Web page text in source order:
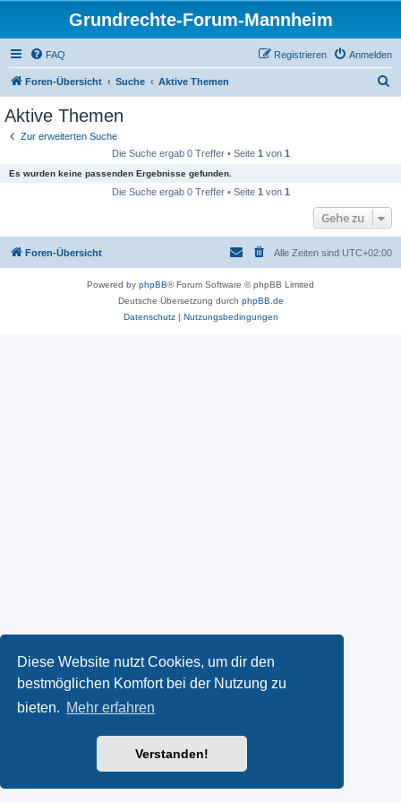
Diese Website nutzt Cookies, um dir den
bestmöglichen Komfort bei der Nutzung zu
bieten. Mehr erfahren
Verstanden!
Grundrechte-Forum-Mannheim
FAQ Anmelden
Registrieren
Foren-Übersicht Suche Aktive Themen
Aktive Themen
Zur erweiterten Suche
Die Suche ergab 0 Treffer • Seite 1 von 1
Es wurden keine passenden Ergebnisse gefunden.
Die Suche ergab 0 Treffer • Seite 1 von 1
Gehe zu
Foren-Übersicht Alle Zeiten sind UTC+02:00
Powered by phpBB® Forum Software © phpBB Limited
Deutsche Übersetzung durch phpBB.de
Datenschutz| Nutzungsbedingungen